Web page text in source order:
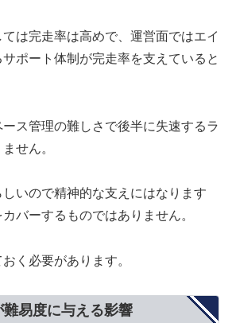
は完走率は高めで、運営面ではエイ
サポート体制が完走率を支えていると
ス管理の難しさで後半に失速するラ
せん。
いので精神的な支えにはなります
バーするものではありません。
く必要があります。
易度に与える影響